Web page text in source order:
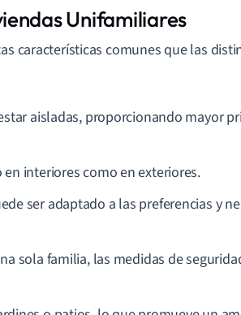
Unifamiliares
características comunes que las
aisladas, proporcionando mayor
interiores como en exteriores.
ser adaptado a las preferencias y
sola familia, las medidas de